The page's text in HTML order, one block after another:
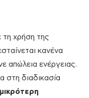
χρήση της
κανένα
απώλεια ενέργειας.
στη διαδικασία
μικρότερη